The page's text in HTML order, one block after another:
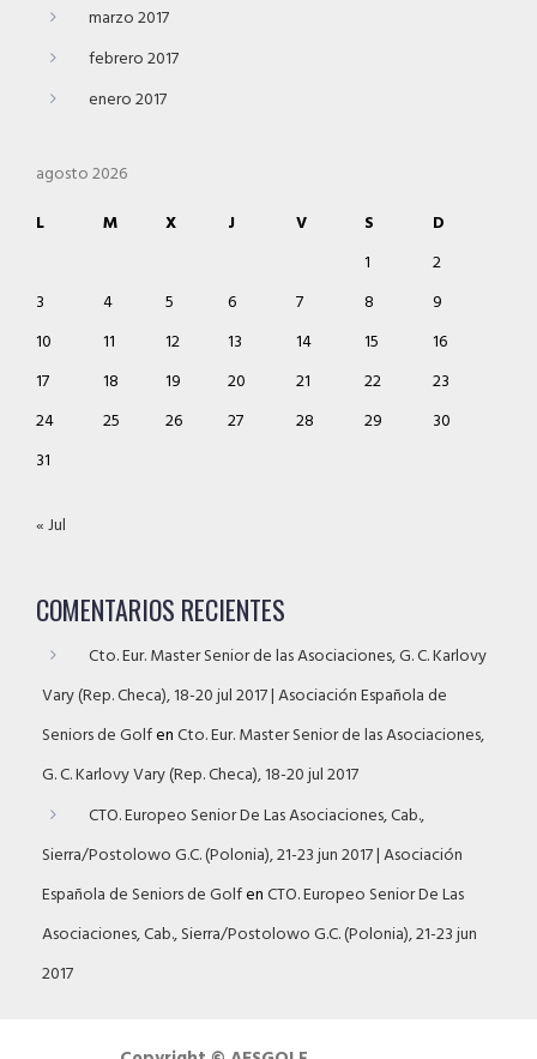
marzo 2017
febrero 2017
enero 2017
agosto 2026
L
M X J V S
D
1
2
3
4 5 6 7 8
9
10
11 12 13 14 15
16
17
18 19 20 21 22
23
24
25 26 27 28 29
30
31
« Jul
COMENTARIOS RECIENTES
Cto. Eur. Master Senior de las Asociaciones, G. C. Karlovy
Vary (Rep. Checa), 18-20 jul 2017 | Asociación Española de
Seniors de GolfenCto. Eur. Master Senior de las Asociaciones,
G. C. Karlovy Vary (Rep. Checa), 18-20 jul 2017
CTO. Europeo Senior De Las Asociaciones, Cab.,
Sierra/Postolowo G.C. (Polonia), 21-23 jun 2017 | Asociación
Española de Seniors de GolfenCTO. Europeo Senior De Las
Asociaciones, Cab., Sierra/Postolowo G.C. (Polonia), 21-23 jun
2017